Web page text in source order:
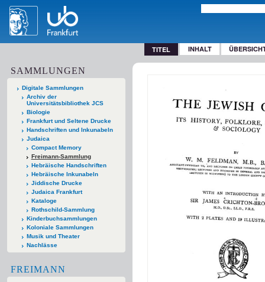
TITEL INHALT
SAMMLUNGEN
Digitale Sammlungen
Archiv der
Universitätsbibliothek JCS
Biologie
Frankfurt und Seltene Drucke
Handschriften und Inkunabeln
Judaica
Compact Memory
Freimann-Sammlung
Hebräische Handschriften
Hebräische Inkunabeln
Jiddische Drucke
Judaica Frankfurt
Kataloge
Rothschild-Sammlung
Kinderbuchsammlungen
Koloniale Sammlungen
Musik und Theater
Nachlässe
FREIMANN